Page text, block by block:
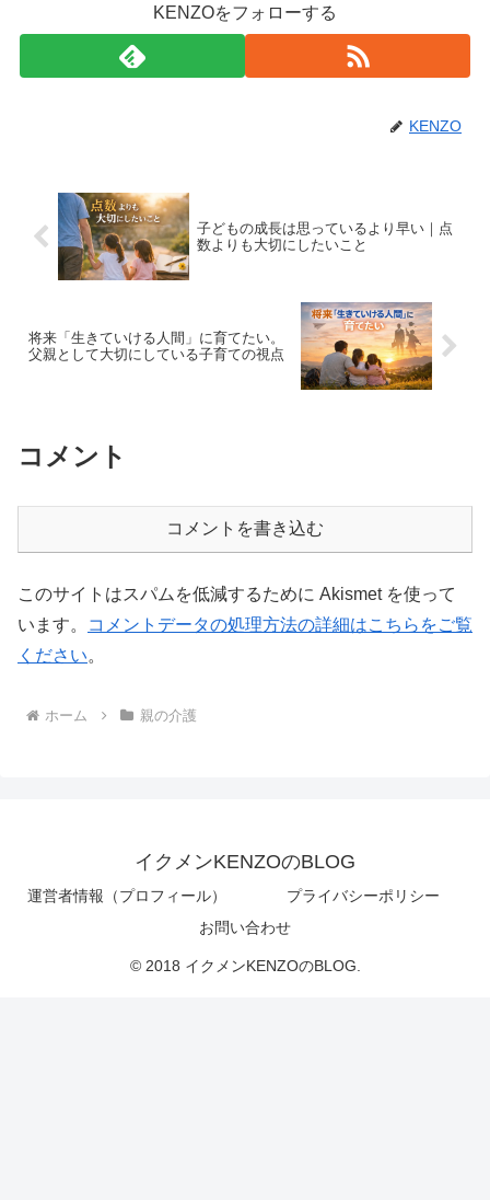
KENZOをフォローする
KENZO
子どもの成長は思っているより早い｜点
数よりも大切にしたいこと
将来「生きていける人間」に育てたい。
父親として大切にしている子育ての視点
コメント
コメントを書き込む
このサイトはスパムを低減するために Akismet を使って
います。
コメントデータの処理方法の詳細はこちらをご覧
ください。
ホーム 親の介護
イクメンKENZOのBLOG
運営者情報（プロフィール）
プライバシーポリシー
お問い合わせ
© 2018 イクメンKENZOのBLOG.